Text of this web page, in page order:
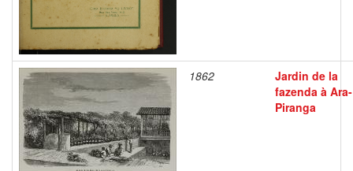
1862
Jardin de la
fazenda à Ara-
Piranga